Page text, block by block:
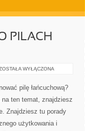
PILACH
WIEDZIEĆ
WYŁĄCZONA
pilę łańcuchową?
ten temat, znajdziesz
Znajdziesz tu porady
użytkowania i